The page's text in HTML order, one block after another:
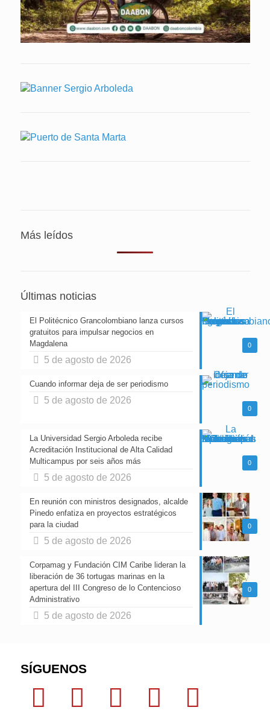
Más leídos
Últimas noticias
0
El Politécnico Grancolombiano lanza cursos
gratuitos para impulsar negocios en
Magdalena
5 de agosto de 2026
0
Cuando informar deja de ser periodismo
5 de agosto de 2026
0
La Universidad Sergio Arboleda recibe
Acreditación Institucional de Alta Calidad
Multicampus por seis años más
5 de agosto de 2026
0
En reunión con ministros designados, alcalde
Pinedo enfatiza en proyectos estratégicos
para la ciudad
5 de agosto de 2026
0
Corpamag y Fundación CIM Caribe lideran la
liberación de 36 tortugas marinas en la
apertura del III Congreso de lo Contencioso
Administrativo
5 de agosto de 2026
SÍGUENOS